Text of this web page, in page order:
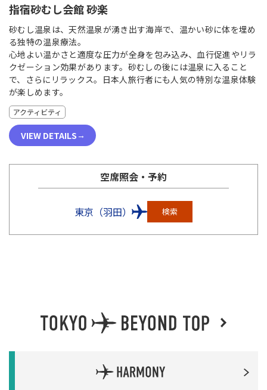
指宿砂むし会館 砂楽
砂むし温泉は、天然温泉が湧き出す海岸で、温かい砂に体を埋め
る独特の温泉療法。
心地よい温かさと適度な圧力が全身を包み込み、血行促進やリラ
クゼーション効果があります。砂むしの後には温泉に入ること
で、さらにリラックス。日本人旅行者にも人気の特別な温泉体験
が楽しめます。
アクティビティ
VIEW DETAILS
空席照会・予約
東京（羽田） 検索